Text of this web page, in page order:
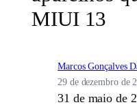
MIUI 13
Marcos Gonçalves
29 de dezembro de
31 de maio de